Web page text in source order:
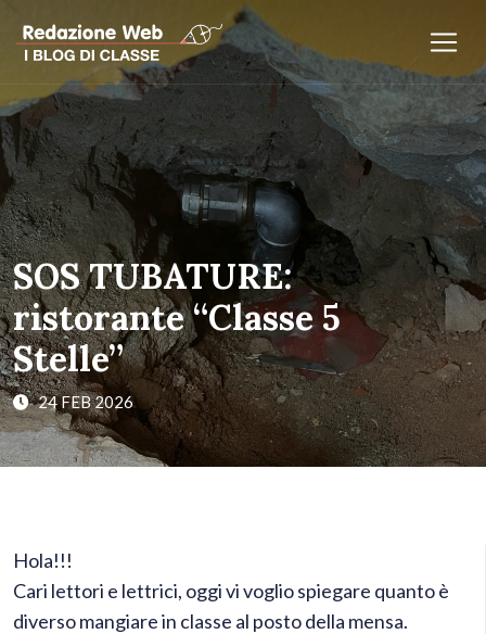
SOS TUBATURE:
ristorante “Classe 5
Stelle”
24 FEB 2026
Hola!!!
​Cari lettori e lettrici, oggi vi voglio spiegare quanto è
diverso mangiare in classe al posto della mensa.